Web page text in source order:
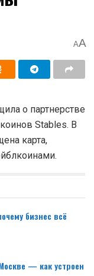
AA
о партнерстве
Stables. В
карта,
бизнес всё
— как устроен